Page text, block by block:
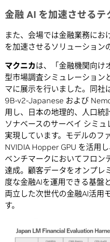
金融 AI を加速させるテ
また、会場では金融業務にお
を加速させるソリューション
マクニカ は、「金融機関向け
型市場調査シミュレーション
マに展示を行いました。同
9B-v2-Japanese および
用し、日本の地理的、人口統
ソナベースのサーベイ シミ
実現しています。モデルのフ
NVIDIA Hopper GPU を活用
ベンチマークにおいてフロン
達成。顧客データをオンプレ
度な金融AIを運用できる基盤
両立した次世代の金融AI活用
す。